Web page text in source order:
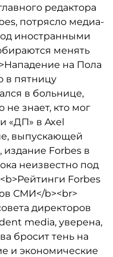
редактора
потрясло медиа-
иностранными
менять
на Пола
в пятницу
в больнице,
не знает, кто мог
«ДП» в Axel
выпускающей
Forbes в
неизвестно под
Forbes
СМИ</b><br>
директоров
media, уверена,
бросит тень на
и экономические